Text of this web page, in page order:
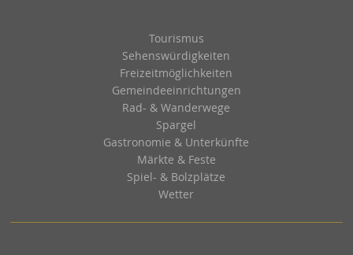
Tourismus
Sehenswürdigkeiten
Freizeitmöglichkeiten
Gemeindeeinrichtungen
Rad- & Wanderwege
Spargel
Gastronomie & Unterkünfte
Märkte & Feste
Spiel- & Bolzplätze
Wetter